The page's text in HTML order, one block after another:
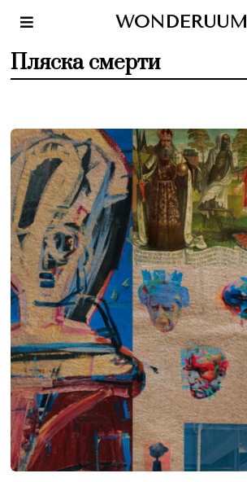
WONDERUUM
Пляска смерти